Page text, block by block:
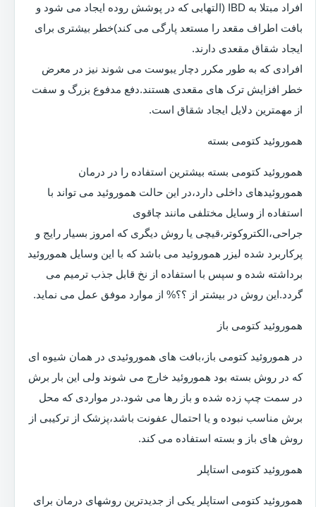
افراد مبتلا به IBD (التهابی که در پوشش روده ایجاد می شود و
بافت اطراف مقعد را مستعد پارگی می کند)خطر بیشتری برای
ایجاد شقاق مقعدی دارند.
افرادی که به طور مکرر دچار یبوست می شوند نیز در معرض
خطر افزایش ترک های مقعدی هستند.دفع مدفوع بزرگ و سفت
از مهمترین دلایل ایجاد شقاق است.
هموروئید کتومی بسته
هموروئید کتومی بسته بیشترین استفاده را در درمان
هموروئیدهای داخلی دارد،در این حالت هموروئید می تواند با
استفاده از وسایل مختلفی مانند چاقوی
جراحی،الکتروکوتر،قیچی یا روش دیگری که امروز بسیار رایج و
پرکاربرد شده لیزر هموروئید می باشد که با این وسایل هموروئید
برداشته شده و سپس با استفاده از نخ قابل جذب ترمیم می
گردد.این روش در بیشتر از ؟؟% از موارد موفق عمل می نماید.
هموروئید کتومی باز
در هموروئید کتومی باز،بافت های هموروئیدی در همان شیوه ای
که در روش بسته بود هموروئید خارج می شوند ولی این بار برش
در سمت چپ زده شده و باز رها می شود.در مواردی که محل
برش مناسب نبوده و یا احتمال عفونت باشد،پزشک از ترکیبی از
روش های باز و بسته استفاده می کند.
هموروئید کتومی استاپلر
هموروئید کتومی استاپلر یکی از جدیدترین روشهای درمان برای